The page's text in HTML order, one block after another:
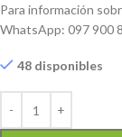
Para información
WhatsApp: 097 900
48 disponibles